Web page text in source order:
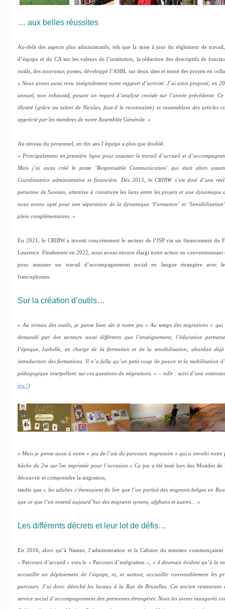
… aux belles réussites
Au-delà des aspects plus administratifs, tels que la mise à jour du règlement de
d’équipe et du CA sur les valeurs de l’institution, la rédaction des descriptifs de
outils, des nouveaux postes, développé l’ASBL sur deux sites et mené des projets en
« Nous avons aussi revu intégralement notre rapport d’activité. J’ai ainsi proposé, en
annuel, non exhaustif, posant un regard d’analyse croisée sur l’année précédente.
illustré (grâce au talent de Nicolas, faut-il le reconnaitre) et rassemblant des articles
apprécié par les membres de notre Assemblée Générale. »
Au niveau du personnel, en dix ans l’équipe a plus que doublé.
« Principalement en première ligne pour assumer le travail d’accueil et
Mais j’ai aussi créé le poste ‘Responsable Communication’ qui était alors
Coordinatrice administrative et financière. Dès 2015, le CRIBW s’est doté d’une
personne de Sawsan, attentive à construire les liens entre les projets et une dynamique
nous avons opté pour une séparation de la dynamique ‘Formation’ et
plein complémentaires. »
En 2021, le CRIBW a investi concrètement le secteur de l’ISP via un financement du
Laurence. Finalement en 2022, nous avons encore élargi notre action en
pour assumer un travail d’accompagnement social en langue étrangère avec
francophones.
Sur la création d’outils…
« Au niveau des outils, je pense bien sûr à notre jeu « Au temps des migrations » qui
demandé par des secteurs aussi différents que l’enseignement, l’éducation
l’époque, Isabelle, en charge de la formation et de la sensibilisation, abordait déjà
introduction des formations. Il n’a fallu qu’un petit coup de pouce et la mobilisation
pédagogique interpellant sur ces questions de migrations. » – ndlr : suivi d’une
jeu !)
« Mais je pense aussi à notre « jeu de l’oie du parcours migratoire » qui a envahi
bâche de 2m sur 5m imprimée pour l’occasion.» Ce jeu a été testé lors des Mondes
découvrir et comprendre la migration,
tandis que« les adultes s’étonnaient de lire que l’on parlait des migrants belges en
que ce que l’on entend aujourd’hui des migrants syriens, afghans et autres… »
Les différents décrets et leur lot de défis…
En 2016, alors qu’à Namur, l’administration et le Cabinet du ministre
« Parcours d’accueil » vers le « Parcours d’intégration », « il devenait évident qu’à la
accueillir un déploiement de l’équipe, ni, et surtout, accueillir convenablement les
parcours. J’ai donc déniché les locaux à la Rue de Bruxelles. Cet ancien
service social d’accompagnement des personnes étrangères. Nous les avons inaugurés